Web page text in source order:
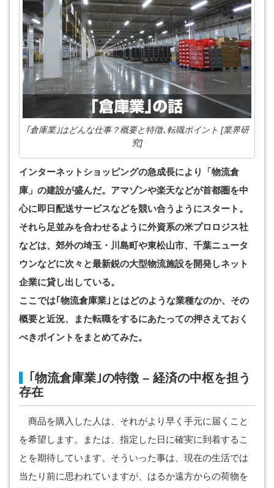
｢倉庫業｣はどんな仕事？概要と特徴､転職ポイント [業界研
究]
インターネットショッピングの急成長により「物流倉
庫」の建設が盛んだ。アマゾンや楽天などが首都圏を中
心に即日配送サービスなどを競い合うようにスタート。
それら足並みを合わせるように外資系の米プロロジス社
などは、郊外の埼玉・川島町や東松山市、千葉ニュータ
ウンなどに次々と最新鋭の大型物流施設を開発しネット
企業に貸し出している。
ここでは｢物流倉庫業｣とはどのような業種なのか、その
概要と近況、また転職をするにあたっての押さえておく
べきポイントをまとめてみた。
｢物流倉庫業｣の特徴 – 経済の中枢を担う
存在
商品を購入した人は、それがより早く手元に届くこと
を希望します。または、指定した日に確実に到着するこ
とを期待しています。そういった事は、現在の生活では
当たり前に思われていますが、はるか遠方からの荷物を